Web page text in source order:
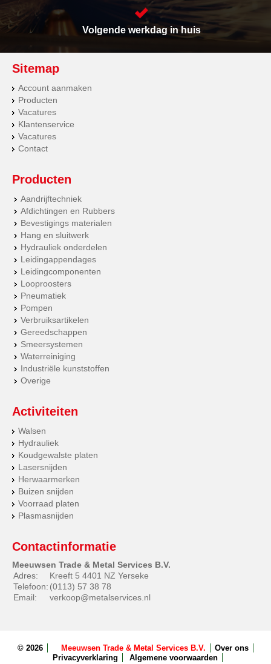
Volgende werkdag in huis
Sitemap
Account aanmaken
Producten
Vacatures
Klantenservice
Vacatures
Contact
Producten
Aandrijftechniek
Afdichtingen en Rubbers
Bevestigings materialen
Hang en sluitwerk
Hydrauliek onderdelen
Leidingappendages
Leidingcomponenten
Looproosters
Pneumatiek
Pompen
Verbruiksartikelen
Gereedschappen
Smeersystemen
Waterreiniging
Industriële kunststoffen
Overige
Activiteiten
Walsen
Hydrauliek
Koudgewalste platen
Lasersnijden
Herwaarmerken
Buizen snijden
Voorraad platen
Plasmasnijden
Contactinformatie
Meeuwsen Trade & Metal Services B.V.
Adres:
Kreeft 5 4401 NZ Yerseke
Telefoon: (0113) 57 38 78
Email:
verkoop@metalservices.nl
© 2026 Meeuwsen Trade & Metal Services B.V.
Over ons
Privacyverklaring
Algemene voorwaarden